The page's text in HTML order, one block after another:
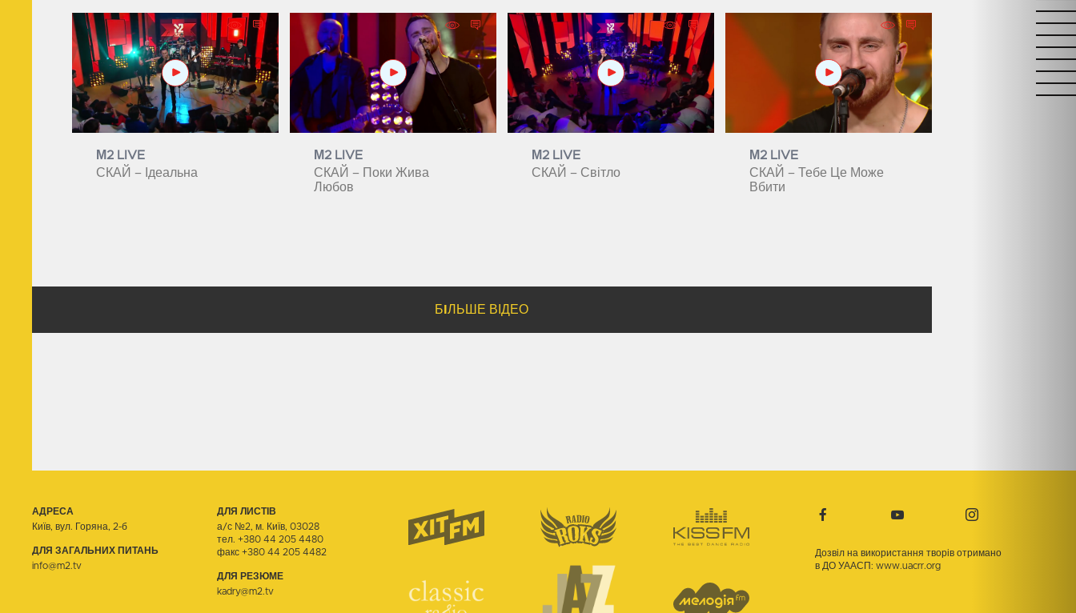
М2 LIVE
СКАЙ – Ідеальна
М2 LIVE
СКАЙ – Поки Жива
Любов
М2 LIVE
СКАЙ – Світло
М2 LIVE
СКАЙ – Тебе Це Може
Вбити
БIЛЬШЕ ВІДЕО
АДРЕСА
Київ, вул. Горяна, 2-б
ДЛЯ ЗАГАЛЬНИХ ПИТАНЬ
info@m2.tv
ДЛЯ ЛИСТІВ
а/с №2, м. Київ, 03028
тел. +380 44 205 4480
факс +380 44 205 4482
ДЛЯ РЕЗЮМЕ
kadry@m2.tv
Дозвіл на використання творів отримано
в ДО УААСП: www.uacrr.org